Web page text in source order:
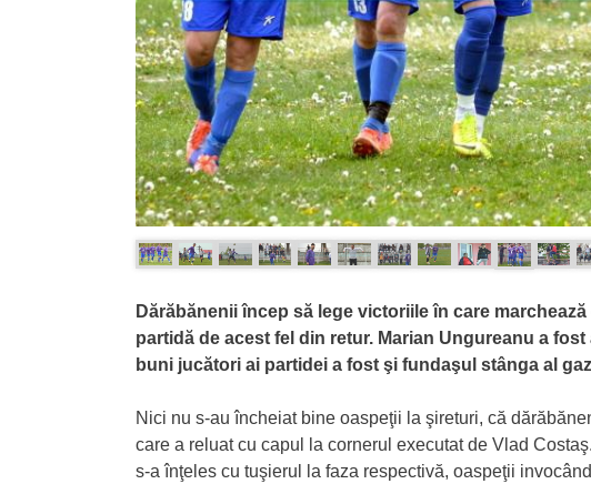
Dărăbănenii încep să lege victoriile în care
partidă de acest fel din retur. Marian Ungureanu a
buni jucători ai partidei a fost şi fundaşul stânga al
Nici nu s-au încheiat bine oaspeţii la şireturi, că
care a reluat cu capul la cornerul executat de Vlad
s-a înţeles cu tuşierul la faza respectivă, oaspeţii